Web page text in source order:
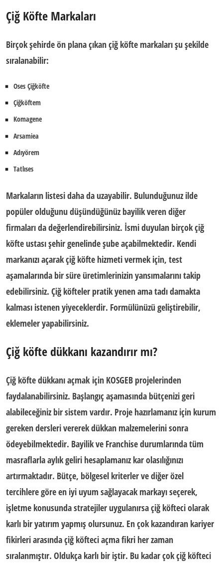
Çiğ Köfte Markaları
Birçok şehirde ön plana çıkançiğ köfte markalarışu şekilde
sıralanabilir:
Oses Çiğköfte
Çiğköftem
Komagene
Arsamiea
Adıyörem
Tatlıses
Markaların listesi daha da uzayabilir. Bulunduğunuz ilde
popüler olduğunu düşündüğünüz bayilik veren diğer
firmaları da değerlendirebilirsiniz. İsmi duyulan birçok çiğ
köfte ustası şehir genelinde şube açabilmektedir. Kendi
markanızı açarak çiğ köfte hizmeti vermek için, test
aşamalarında bir süre üretimlerinizin yansımalarını takip
edebilirsiniz. Çiğ köfteler pratik yenen ama tadı damakta
kalması istenen yiyeceklerdir. Formülünüzü geliştirebilir,
eklemeler yapabilirsiniz.
Çiğ köfte dükkanı kazandırır mı?
Çiğ köfte dükkanı açmakiçin KOSGEB projelerinden
faydalanabilirsiniz. Başlangıç aşamasında bütçenizi geri
alabileceğiniz bir sistem vardır. Proje hazırlamanız için kurum
gereken dersleri vererek dükkan malzemelerini sonra
ödeyebilmektedir. Bayilik ve Franchisedurumlarında tüm
masraflarla aylık geliri hesaplamanız kar olasılığınızı
artırmaktadır. Bütçe, bölgesel kriterler ve diğer özel
tercihlere göre en iyi uyum sağlayacak markayı seçerek,
işletme konusunda stratejiler uygulanırsa çiğ köfteci olarak
karlı bir yatırım yapmış olursunuz. En çok kazandıran kariyer
fikirleriarasında çiğ köfteci açma fikri her zaman
sıralanmıştır. Oldukça karlı bir iştir. Bu kadar çok çiğ köfteci